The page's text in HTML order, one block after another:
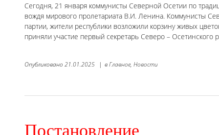
Сегодня, 21 января коммунисты Северной Осетии по
вождя мирового пролетариата В.И. Ленина. Коммунисты
партии, жители республики возложили корзину живых
приняли участие первый секретарь Северо –
Опубликовано 21.01.2025 | вГлавное, Новости
Постановление